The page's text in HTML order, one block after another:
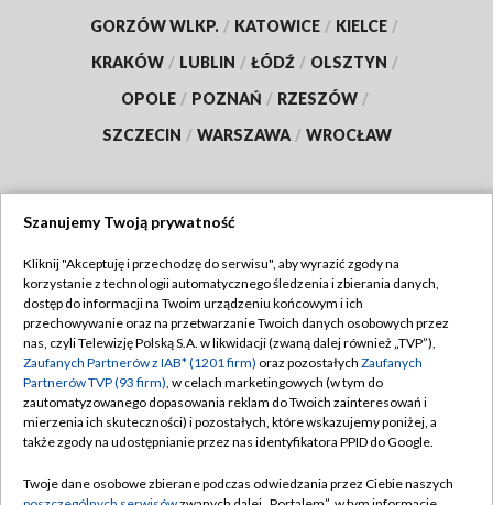
GORZÓW WLKP. / KATOWICE / KIELCE /
KRAKÓW / LUBLIN / ŁÓDŹ / OLSZTYN /
OPOLE / POZNAŃ / RZESZÓW /
SZCZECIN / WARSZAWA / WROCŁAW
TVP
Abonament TVP
Emisja w TVP
Centrum informacji TVP
Naziemna Telewizja Cyfrowa
Rada Programowa
Regulamin TVP
Polityka prywatności
Moje zgody
Pomoc
Szanujemy Twoją prywatność
Kliknij "Akceptuję i przechodzę do serwisu", aby wyrazić zgody na
korzystanie z technologii automatycznego śledzenia i zbierania danych,
dostęp do informacji na Twoim urządzeniu końcowym i ich
przechowywanie oraz na przetwarzanie Twoich danych osobowych przez
nas, czyli Telewizję Polską S.A. w likwidacji (zwaną dalej również „TVP”),
Zaufanych Partnerów z IAB* (1201 firm) oraz pozostałych Zaufanych
Partnerów TVP (93 firm), w celach marketingowych (w tym do
zautomatyzowanego dopasowania reklam do Twoich zainteresowań i
mierzenia ich skuteczności) i pozostałych, które wskazujemy poniżej, a
także zgody na udostępnianie przez nas identyfikatora PPID do Google.
Twoje dane osobowe zbierane podczas odwiedzania przez Ciebie naszych